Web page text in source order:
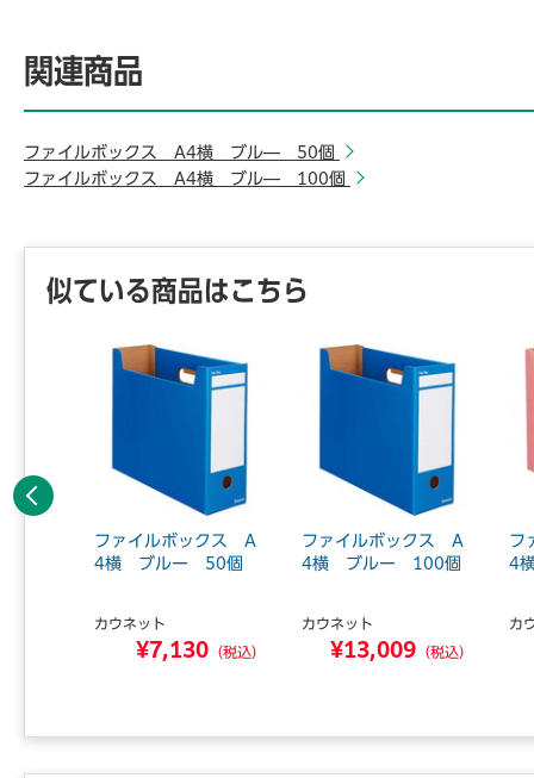
関連商品
ファイルボックス A4横 ブル― 50個
ファイルボックス A4横 ブル― 100個
似ている商品はこちら
ファイルボックス A
4横 ブルー 50個
カウネット
¥7,130 （税込）
ファイルボックス A
4横 ブルー 100個
カウネット
¥13,009 （税込）
フ
4
カ
前へ